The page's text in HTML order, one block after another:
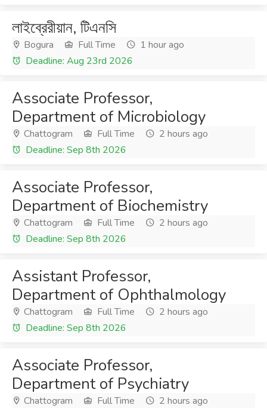
লাইব্রেরীয়ান, টিএনসি
Bogura Full Time
1 hour ago
Deadline: Aug 23rd 2026
Associate Professor,
Department of Microbiology
Chattogram Full Time
2 hours ago
Deadline: Sep 8th 2026
Associate Professor,
Department of Biochemistry
Chattogram Full Time
2 hours ago
Deadline: Sep 8th 2026
Assistant Professor,
Department of Ophthalmology
Chattogram Full Time
2 hours ago
Deadline: Sep 8th 2026
Associate Professor,
Department of Psychiatry
Chattogram Full Time
2 hours ago